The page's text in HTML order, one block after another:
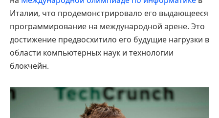
Италии, что продемонстрировало его выдающееся
программирование на международной арене. Это
достижение предвосхитило его будущие нагрузки в
области компьютерных наук и технологии
блокчейн.